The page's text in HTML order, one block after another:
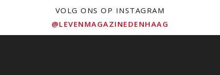
VOLG ONS OP INSTAGRAM
@LEVENMAGAZINEDENHAAG